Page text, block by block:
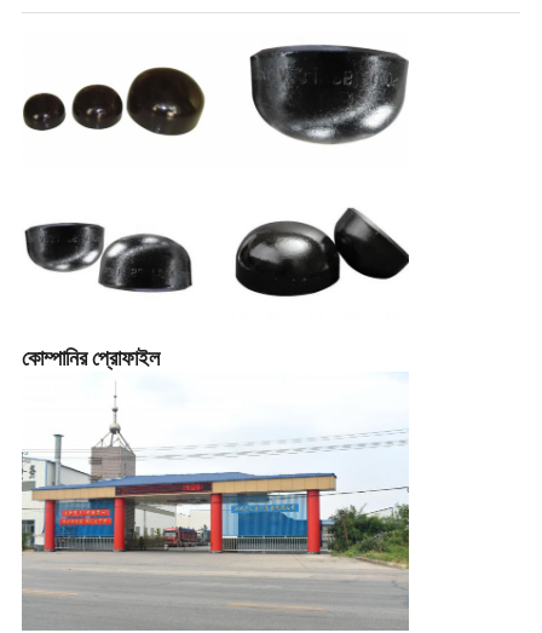
কোম্পানির প্রোফাইল